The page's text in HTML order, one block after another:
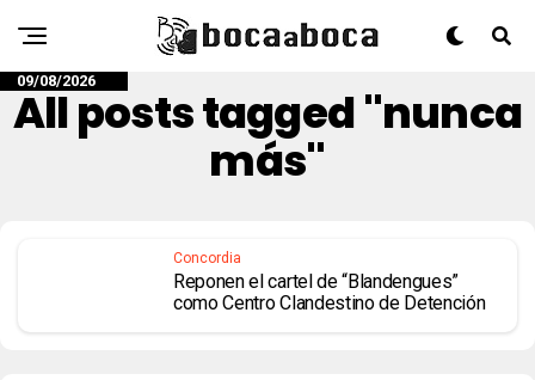
09/08/2026
All posts tagged "nunca
más"
Concordia
Reponen el cartel de “Blandengues”
como Centro Clandestino de Detención